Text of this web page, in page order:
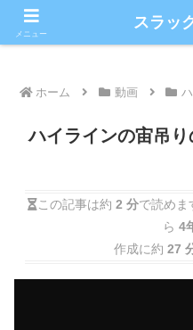
こだわりのスラッ
ホーム 動画
ハイラインの宙吊り
この記事は約 2 分で読めま
ら 4
作成に約 27
メニュー
スラッ